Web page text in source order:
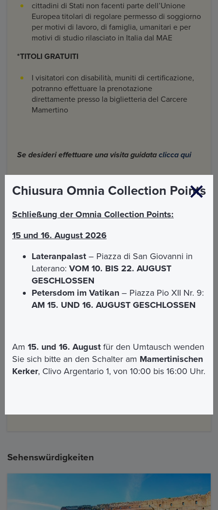
cittadini di Stati non facenti parte dell’Unione
Europea titolari di regolare permesso di soggiorno
per motivi di lavoro, di famiglia, umanitari e per
motivi di studio rilasciato in Italia dal MAE
*TITOLI GRATUITI
I visitatori con disabilità, muniti di certificazione,
potranno effettuare la prenotazione
direttamente presso la biglietteria del Carcere
Mamertino
Se desideri effettuare una visita guidata clicca qui
Indirizzo e Orari di apertura
Carcere Mamertino -Clivo Argentario
Lunedi - Domenica 9:00 - 17:00
Come arrivare
Venezia più un tratto a piedi (circa 5 minuti) in
direzione Colosseo (Via Clivo Argentario)
Tram: Linea 8 da Trastevere. Fermata Piazza
Venezia più un tratto a piedi (circa 5 minuti) in
Sehenswürdigkeiten
Chiusura Omnia Collection Points
Schließung der Omnia Collection Points:
15 und 16. August 2026
Lateranpalast – Piazza di San Giovanni in
Laterano:VOM 10. BIS 22. AUGUST
GESCHLOSSEN
Petersdom im Vatikan – Piazza Pio XII Nr. 9:
AM 15. UND 16. AUGUST GESCHLOSSEN
Am15. und 16. Augustfür den Umtausch wenden
Sie sich bitte an den Schalter am Mamertinischen
Kerker, Clivo Argentario 1, von 10:00 bis 16:00 Uhr.